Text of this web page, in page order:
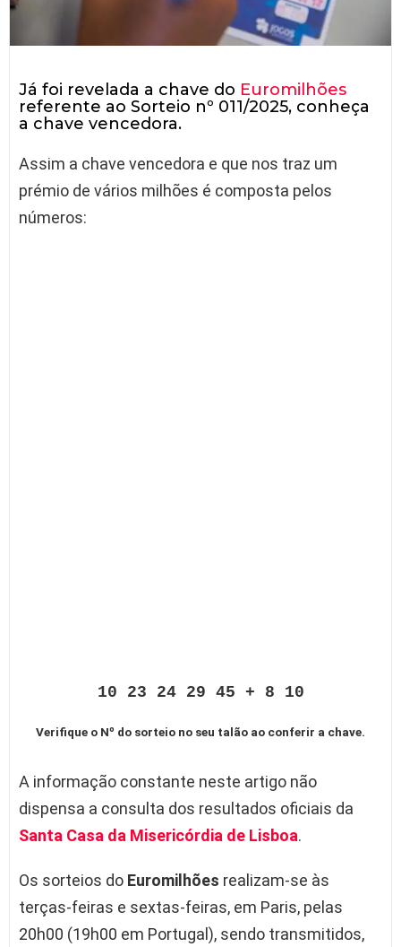
Já foi revelada a chave do Euromilhões
referente ao Sorteio nº 011/2025, conheça
a chave vencedora.
Assim a chave vencedora e que nos traz um
prémio de vários milhões é composta pelos
números:
10 23 24 29 45 + 8 10
Verifique o Nº do sorteio no seu talão ao conferir a chave.
A informação constante neste artigo não
dispensa a consulta dos resultados oficiais da
Santa Casa da Misericórdia de Lisboa.
Os sorteios do Euromilhões realizam-se às
terças-feiras e sextas-feiras, em Paris, pelas
20h00 (19h00 em Portugal), sendo transmitidos,